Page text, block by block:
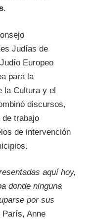
.
Judías de
Europeo
para la
la Cultura y el
discursos,
trabajo
de intervención
aquí hoy,
donde ninguna
por sus
Anne